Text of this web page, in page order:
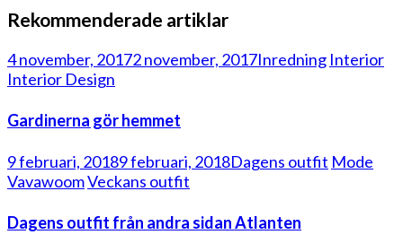
Rekommenderade artiklar
4 november, 20172 november, 2017Inredning Interior
Interior Design
Gardinerna gör hemmet
9 februari, 20189 februari, 2018Dagens outfit Mode
VavawoomVeckans outfit
Dagens outfit från andra sidan Atlanten